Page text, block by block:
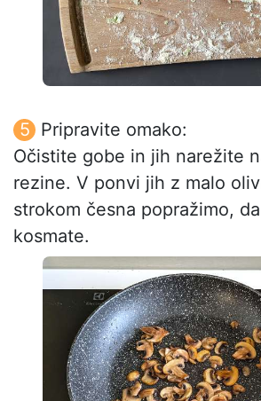
Pripravite omako:
Očistite gobe in jih narežite
rezine. V ponvi jih z malo
strokom česna popražimo,
kosmate.